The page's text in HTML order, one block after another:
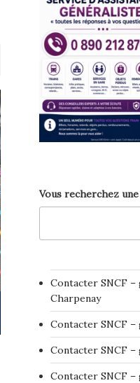
Vous recherchez
Contacter SNCF
Charpenay
Contacter SNCF
Contacter SNCF
Contacter SNCF –